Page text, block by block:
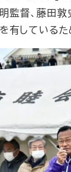
督、藤田
有している